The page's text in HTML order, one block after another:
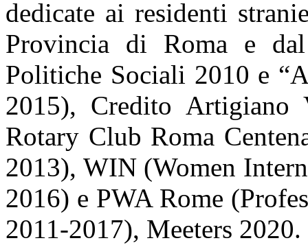
dedicate ai residenti
Provincia di Roma e
Politiche Sociali 2010 e
2015), Credito Artigiano
Rotary Club Roma
2013), WIN (Women
2016) e PWA Rome
2011-2017), Meeters 2020.